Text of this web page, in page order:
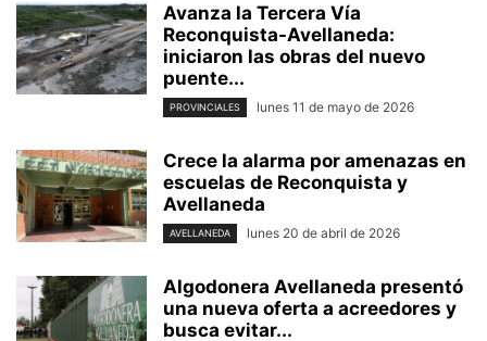
Avanza la Tercera Vía
Reconquista-Avellaneda:
iniciaron las obras del nuevo
puente...
PROVINCIALES lunes 11 de mayo de 2026
Crece la alarma por amenazas en
escuelas de Reconquista y
Avellaneda
AVELLANEDA lunes 20 de abril de 2026
Algodonera Avellaneda presentó
una nueva oferta a acreedores y
busca evitar...